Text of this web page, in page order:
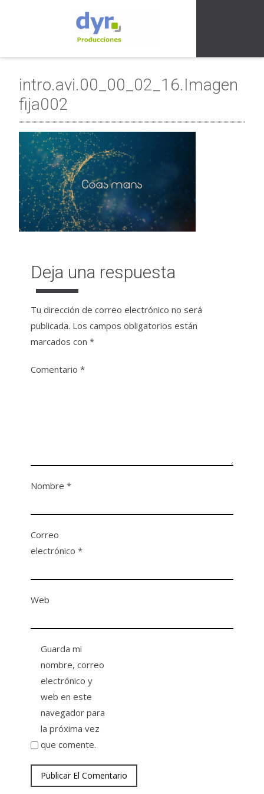
intro.avi.00_00_02_16.Imagen
fija002
Deja una respuesta
Tu dirección de correo electrónico no será
publicada. Los campos obligatorios están
marcados con*
Comentario*
Nombre*
Correo
electrónico*
Web
Guarda mi
nombre, correo
electrónico y
web en este
navegador para
la próxima vez
que comente.